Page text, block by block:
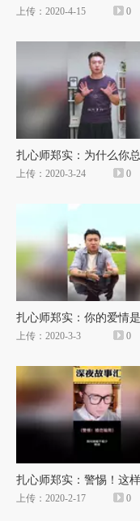
上传：2020-4-15 0
上传：2020-3-24 0
上传：2020-3-3 0
上传：2020-2-17 0